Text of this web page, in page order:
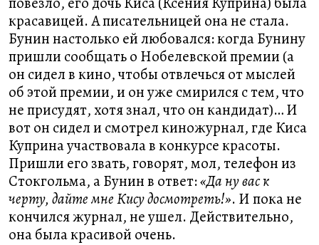
красавицей. А писательницей она не стала.
Бунин настолько ей любовался: когда Бунину
пришли сообщать о Нобелевской премии (а
он сидел в кино, чтобы отвлечься от мыслей
об этой премии, и он уже смирился с тем, что
не присудят, хотя знал, что он кандидат)… И
вот он сидел и смотрел киножурнал, где Киса
Куприна участвовала в конкурсе красоты.
Пришли его звать, говорят, мол, телефон из
Стокгольма, а Бунин в ответ:«Да ну вас к
черту, дайте мне Кису досмотреть!». И пока не
кончился журнал, не ушел. Действительно,
она была красивой очень.